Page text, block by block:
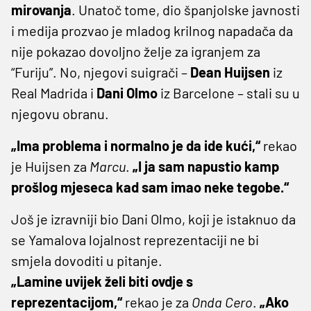
mirovanja. Unatoč tome, dio španjolske javnosti
i medija prozvao je mladog krilnog napadača da
nije pokazao dovoljno želje za igranjem za
“Furiju”. No, njegovi suigrači – Dean Huijsen iz
Real Madrida i Dani Olmo iz Barcelone – stali su u
njegovu obranu.
„Ima problema i normalno je da ide kući,“rekao
je Huijsen za Marcu. „I ja sam napustio kamp
prošlog mjeseca kad sam imao neke tegobe.“
Još je izravniji bio Dani Olmo, koji je istaknuo da
se Yamalova lojalnost reprezentaciji ne bi
smjela dovoditi u pitanje.
„Lamine uvijek želi biti ovdje s
reprezentacijom,“rekao je za Onda Cero. „Ako